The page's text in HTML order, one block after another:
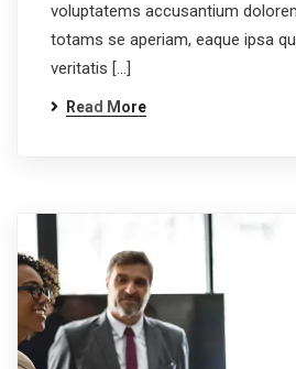
voluptatems accusantium
totams se aperiam, eaque ipsa
veritatis […]
Read More